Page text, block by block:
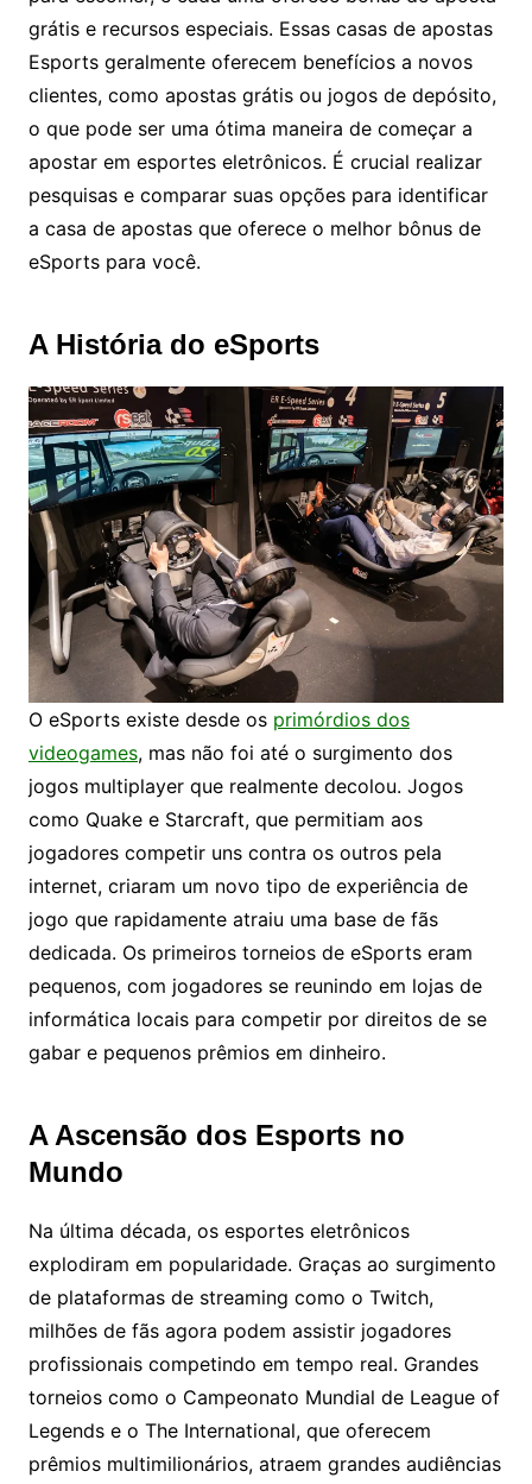
grátis e recursos especiais. Essas casas de apostas
Esports geralmente oferecem benefícios a novos
clientes, como apostas grátis ou jogos de depósito,
o que pode ser uma ótima maneira de começar a
apostar em esportes eletrônicos. É crucial realizar
pesquisas e comparar suas opções para identificar
a casa de apostas que oferece o melhor bônus de
eSports para você.
A História do eSports
O eSports existe desde os primórdios dos
videogames, mas não foi até o surgimento dos
jogos multiplayer que realmente decolou. Jogos
como Quake e Starcraft, que permitiam aos
jogadores competir uns contra os outros pela
internet, criaram um novo tipo de experiência de
jogo que rapidamente atraiu uma base de fãs
dedicada. Os primeiros torneios de eSports eram
pequenos, com jogadores se reunindo em lojas de
informática locais para competir por direitos de se
gabar e pequenos prêmios em dinheiro.
A Ascensão dos Esports no
Mundo
Na última década, os esportes eletrônicos
explodiram em popularidade. Graças ao surgimento
de plataformas de streaming como o Twitch,
milhões de fãs agora podem assistir jogadores
profissionais competindo em tempo real. Grandes
torneios como o Campeonato Mundial de League of
Legends e o The International, que oferecem
prêmios multimilionários, atraem grandes audiências